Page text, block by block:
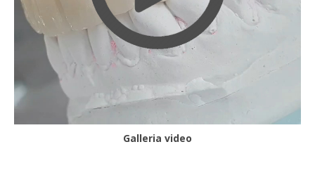
Galleria video